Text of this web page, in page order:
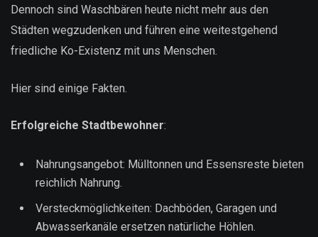
Dennoch sind Waschbären heute nicht mehr aus den
Städten wegzudenken und führen eine weitestgehend
friedliche Ko-Existenz mit uns Menschen.
Hier sind einige Fakten.
Erfolgreiche Stadtbewohner:
Nahrungsangebot: Mülltonnen und Essensreste bieten
reichlich Nahrung.
Versteckmöglichkeiten: Dachböden, Garagen und
Abwasserkanäle ersetzen natürliche Höhlen.